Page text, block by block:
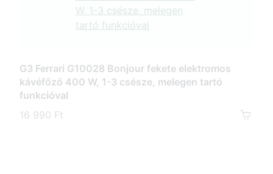
G3 Ferrari G10028 Bonjour fekete elektromos
kávéfőző 400 W, 1-3 csésze, melegen tartó
funkcióval
16 990 Ft